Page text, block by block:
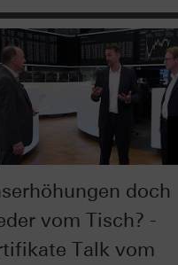
doch
vom Tisch? -
Talk vom